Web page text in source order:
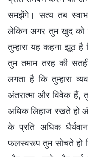
समझेंगे। सत्य तब
लेकिन अगर तुम खुद को
तुम्हारा यह कहना झूठ
तुम तमाम तरह की
लगता है कि तुम्हारा
अंतरात्मा और विवेक हैं,
अधिक लिहाज रखते हो
के प्रति अधिक
फलस्वरूप तुम सोचते हो